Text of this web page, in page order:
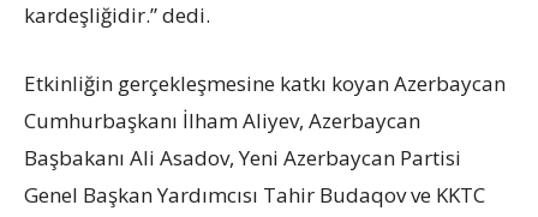
kardeşliğidir.” dedi.
Etkinliğin gerçekleşmesine katkı koyan Azerbaycan
Cumhurbaşkanı İlham Aliyev, Azerbaycan
Başbakanı Ali Asadov, Yeni Azerbaycan Partisi
Genel Başkan Yardımcısı Tahir Budaqov ve KKTC